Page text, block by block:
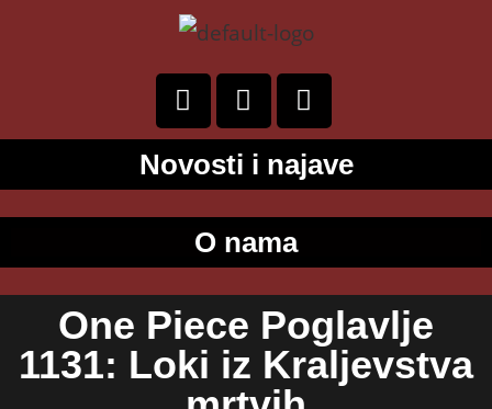
Novosti i najave
O nama
One Piece Poglavlje
1131: Loki iz Kraljevstva